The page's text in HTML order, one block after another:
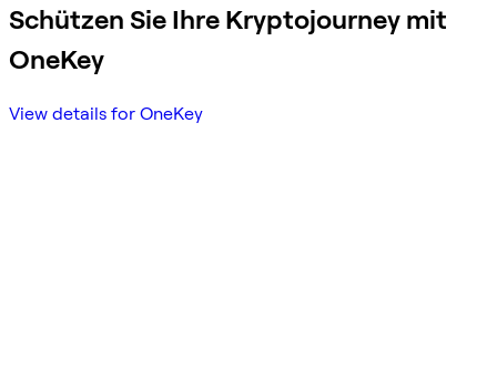
Schützen Sie Ihre Kryptojourney mit
OneKey
View details for OneKey